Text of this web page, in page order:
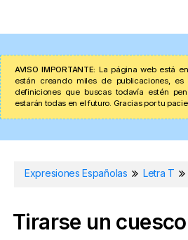
AVISO IMPORTANTE: La página web está
están creando miles de publicaciones,
definiciones que buscas todavía estén
estarán todas en el futuro. Gracias por tu
Expresiones Españolas Letra T
Tirarse un cuesco